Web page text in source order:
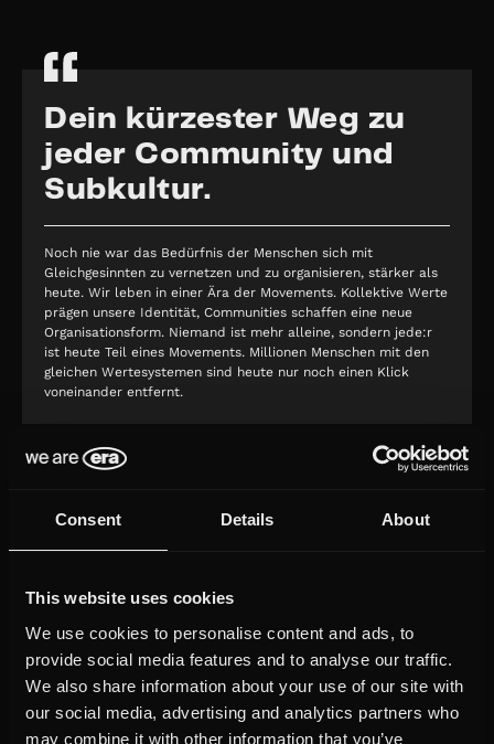
Consent Details About
This website uses cookies
We use cookies to personalise content and ads, to
provide social media features and to analyse our traffic.
We also share information about your use of our site with
our social media, advertising and analytics partners who
may combine it with other information that you’ve
Dein kürzester Weg zu
jeder Community und
Subkultur.
Kampagne mit WOW / Sky
Produktion mit Tinder
Noch nie war das Bedürfnis der Menschen sich mit
Gleichgesinnten zu vernetzen und zu organisieren, stärker als
heute. Wir leben in einer Ära der Movements. Kollektive Werte
prägen unsere Identität, Communities schaffen eine neue
Organisationsform. Niemand ist mehr alleine, sondern jede:r
ist heute Teil eines Movements. Millionen Menschen mit den
gleichen Wertesystemen sind heute nur noch einen Klick
voneinander entfernt.
Deutscher Mediapreis
2020
Eyes & Ears Europe Award
Civis Medienpreis
2019
Pädagogischer Medienpreis
2019